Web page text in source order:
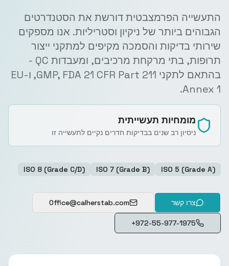
התעשייה הפרמצבטית דורשת את הסטנדרטים
הגבוהים ביותר של ניקיון וסטריליות. אנו מספקים
שירותי בדיקות והסמכה מקיפים למתקני ייצור
תרופות, בתי מרקחת מרכיבים, ומעבדות QC -
בהתאם לתקני GMP, FDA 21 CFR Part 211, ו-EU
Annex 1.
מומחיות תעשייתית
ניסיון רב שנים בבדיקות חדרים נקיים לתעשייה זו
ISO 5 (Grade A)
ISO 7 (Grade B)
ISO 8 (Grade C/D)
צרו קשר Office@calherstab.com
+972-55-977-1975